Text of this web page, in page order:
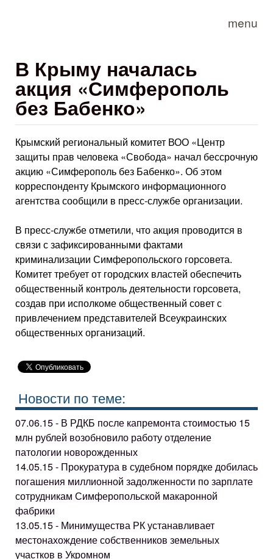
menu
В Крыму началась
акция «Симферополь
без Бабенко»
Крымский региональный комитет ВОО «Центр
защиты прав человека «Свобода» начал бессрочную
акцию «Симферополь без Бабенко». Об этом
корреспонденту Крымского информационного
агентства сообщили в пресс-службе организации.
В пресс-службе отметили, что акция проводится в
связи с зафиксированными фактами
криминализации Симферопольского горсовета.
Комитет требует от городских властей обеспечить
общественный контроль деятельности горсовета,
создав при исполкоме общественный совет с
привлечением представителей Всеукраинских
общественных организаций.
Новости по теме:
07.06.15 - В РДКБ после капремонта стоимостью 15
млн рублей возобновило работу отделение
патологии новорожденных
14.05.15 - Прокуратура в судебном порядке добилась
погашения миллионной задолженности по зарплате
сотрудникам Симферопольской макаронной
фабрики
13.05.15 - Минимущества РК устанавливает
местонахождение собственников земельных
участков в Укромном